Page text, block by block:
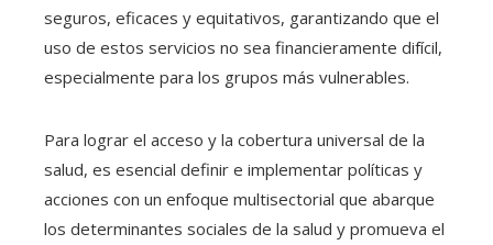
seguros, eficaces y equitativos, garantizando que el
uso de estos servicios no sea financieramente difícil,
especialmente para los grupos más vulnerables.
Para lograr el acceso y la cobertura universal de la
salud, es esencial definir e implementar políticas y
acciones con un enfoque multisectorial que abarque
los determinantes sociales de la salud y promueva el